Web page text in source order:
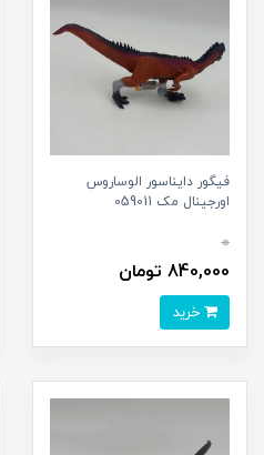
فیگور دایناسور الوساروس
اورجینال مک 059011
0
840,000 تومان